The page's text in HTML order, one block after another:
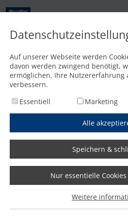
Startseite /Media/News/Positives Fazit der
Positives Fazit
DealerDays 2016
Auf unserer Webseite werden
davon werden zwingend benötigt,
ermöglichen, Ihre Nutzererfahrung
verbessern.
Essentiell
Marketing
Alle
Speichern &
Nur essentielle
Weitere